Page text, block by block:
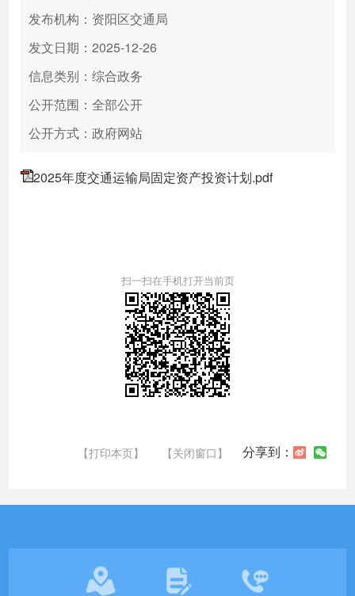
高效办成一件事
发布机构：资阳区交通局
发文日期：2025-12-26
信息类别：综合政务
公开范围：全部公开
公开方式：政府网站
2025年度交通运输局固定资产投资计划.pdf
扫一扫在手机打开当前页
【打印本页】 【关闭窗口】 分享到：